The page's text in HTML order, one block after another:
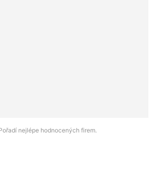
nejlépe hodnocených firem.